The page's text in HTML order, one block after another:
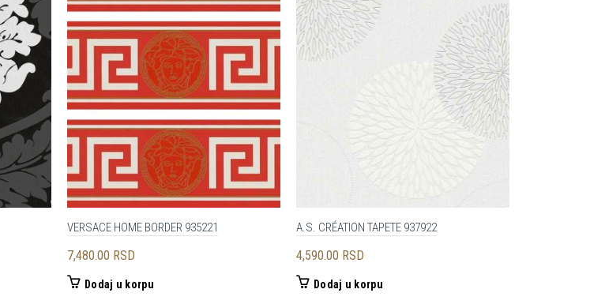
VERSACE HOME BORDER 935221
7,480.00 RSD
Dodaj u korpu
A.S. CRÉATION TAPETE 937922
4,590.00 RSD
Dodaj u korpu